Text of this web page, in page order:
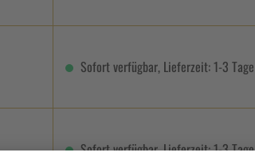
Sofort verfügbar, Lieferzeit: 1-3 Tage
Sofort verfügbar, Lieferzeit: 1-3 Tage